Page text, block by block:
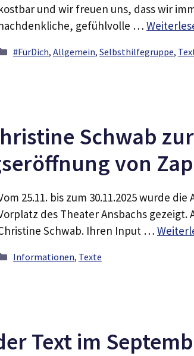
und wir freuen uns, dass wir
gefühlvolle …
Kategorien
#FürDich, Allgemein, Selbsthilfegruppe,
Schwab zur
von
25.11. bis zum 30.11.2025 wurde
des Theater Ansbachs gezeigt.
Schwab. Ihren Input …
Kategorien
Informationen, Texte
Text im